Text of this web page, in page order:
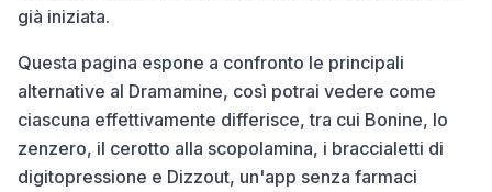
già iniziata.
Questa pagina espone a confronto le principali
alternative al Dramamine, così potrai vedere come
ciascuna effettivamente differisce, tra cui Bonine, lo
zenzero, il cerotto alla scopolamina, i braccialetti di
digitopressione e Dizzout, un'app senza farmaci